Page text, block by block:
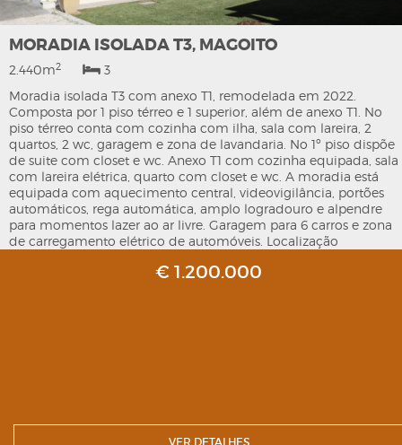
MORADIA ISOLADA T3, MAGOITO
2.440m2
3
Moradia isolada T3 com anexo T1, remodelada em 2022.
Composta por 1 piso térreo e 1 superior, além de anexo T1. No
piso térreo conta com cozinha com ilha, sala com lareira, 2
quartos, 2 wc, garagem e zona de lavandaria. No 1º piso dispõe
de suite com closet e wc. Anexo T1 com cozinha equipada, sala
com lareira elétrica, quarto com closet e wc. A moradia está
equipada com aquecimento central, videovigilância, portões
automáticos, rega automática, amplo logradouro e alpendre
para momentos lazer ao ar livre. Garagem para 6 carros e zona
de carregamento elétrico de automóveis. Localização
10 min das Azenhas do Mar, 23 min de Sintra, 25 min de
€ 1.200.000
VER DETALHES